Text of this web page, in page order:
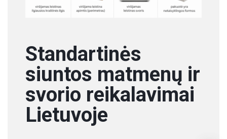
Standartinės
siuntos matmenų ir
svorio reikalavimai
Lietuvoje